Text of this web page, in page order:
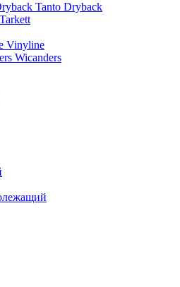
Tanto Dryback
Tarkett
Vinyline
Wicanders